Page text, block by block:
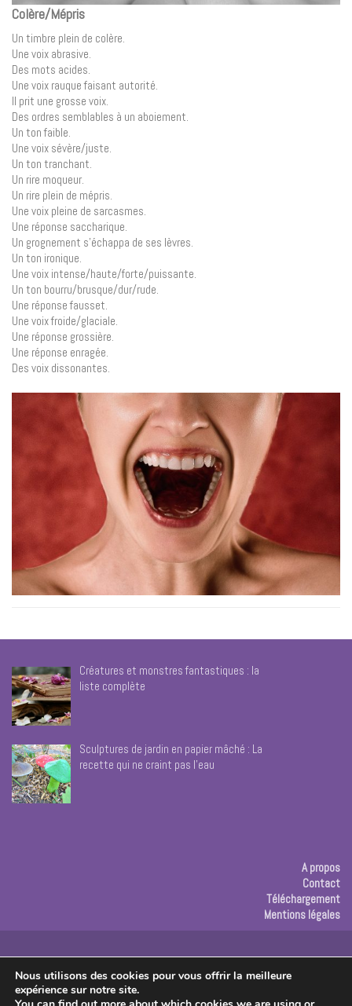
Colère/Mépris
Un timbre plein de colère.
Une voix abrasive.
Des mots acides.
Une voix rauque faisant autorité.
Il prit une grosse voix.
Des ordres semblables à un aboiement.
Un ton faible.
Une voix sévère/juste.
Un ton tranchant.
Un rire moqueur.
Un rire plein de mépris.
Une voix pleine de sarcasmes.
Une réponse saccharique.
Un grognement s’échappa de ses lèvres.
Un ton ironique.
Une voix intense/haute/forte/puissante.
Un ton bourru/brusque/dur/rude.
Une réponse fausset.
Une voix froide/glaciale.
Une réponse grossière.
Une réponse enragée.
Des voix dissonantes.
Créatures et monstres fantastiques : la
liste complète
Sculptures de jardin en papier mâché : La
recette qui ne craint pas l’eau
A propos
Contact
Téléchargement
Mentions légales
Copyright © 2026 Les créas de Rose
Nous utilisons des cookies pour vous offrir la meilleure
expérience sur notre site.